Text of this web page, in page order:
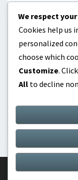
KATEGORIER
© 2026|Proudly
We respect
Cookies help us
personalized
choose which
Customize. Click
All to decline